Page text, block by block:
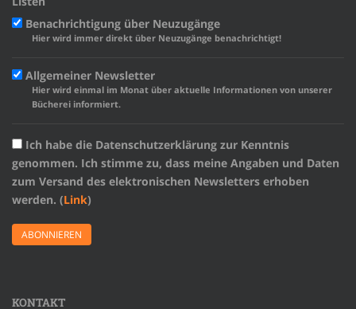
Benachrichtigung über Neuzugänge
Hier wird immer direkt über Neuzugänge benachrichtigt!
Allgemeiner Newsletter
Hier wird einmal im Monat über aktuelle Informationen von unserer
Bücherei informiert.
Ich habe die Datenschutzerklärung zur Kenntnis
genommen. Ich stimme zu, dass meine Angaben und Daten
zum Versand des elektronischen Newsletters erhoben
werden. (Link)
KONTAKT